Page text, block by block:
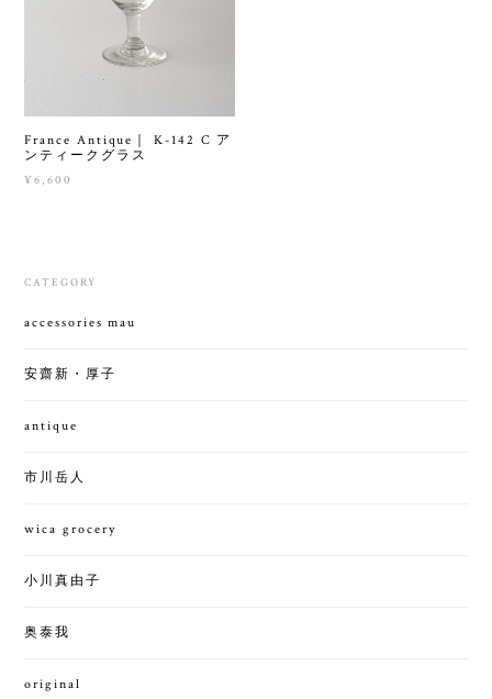
France Antique｜ K-142 C ア
ンティークグラス
¥6,600
CATEGORY
accessories mau
安齋新・厚子
antique
市川岳人
wica grocery
小川真由子
奥泰我
original